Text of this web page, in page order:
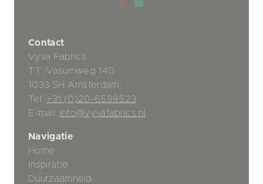
Contact
Vyva Fabrics
TT. Vasumweg 140
1033 SH Amsterdam
Tel: +31 (0)20-6599523
E-mail: info@vyvafabrics.nl
Navigatie
Home
Inspiratie
Duurzaamheid